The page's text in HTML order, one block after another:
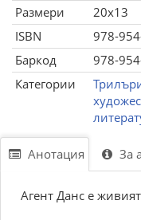
Размери
20x13
ISBN
978-
Баркод
978-
Категории
Анотация За
Агент Данс е